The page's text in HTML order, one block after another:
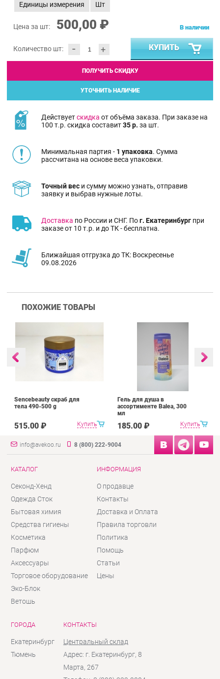
Единицы измерения Шт
Цена за шт: 500,00 ₽
Количество шт: - +
В наличии
КУПИТЬ
ПОЛУЧИТЬ СКИДКУ
УТОЧНИТЬ НАЛИЧИЕ
Действуетскидка от объёма заказа. При заказе на
100 т.р. скидка составит35 р. за шт.
Минимальная партия - 1 упаковка. Сумма
рассчитана на основе веса упаковки.
Точный вес и сумму можно узнать, отправив
заявку и выбрав нужные лоты.
Доставка по России и СНГ. Пог. Екатеринбург при
заказе от 10 т.р. и до ТК - бесплатна.
Ближайшая отгрузка до ТК: Воскресенье
09.08.2026
ПОХОЖИЕ ТОВАРЫ
Купить
Sencebeauty скраб для
тела 490-500 g
515.00 ₽ Купить
Гель для душа в
ассортименте Balea, 300
мл
185.00 ₽
info@avekoo.ru 8 (800) 222-9004
КАТАЛОГ
Секонд-Хенд
Одежда Сток
Бытовая химия
Средства гигиены
Косметика
Парфюм
Аксессуары
Торговое оборудование
Эко-Блок
Ветошь
ИНФОРМАЦИЯ
О продавце
Контакты
Доставка и Оплата
Правила торговли
Политика
Помощь
Статьи
Цены
ГОРОДА
Екатеринбург
Тюмень
КОНТАКТЫ
Центральный склад
Адрес: г. Екатеринбург, 8
Марта, 267